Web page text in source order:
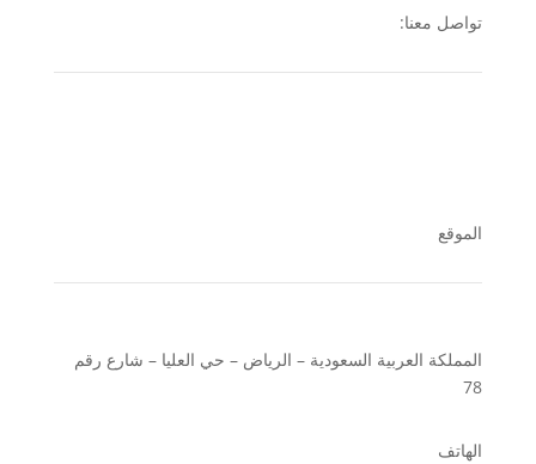
تواصل معنا:
الموقع
المملكة العربية السعودية – الرياض – حي العليا – شارع رقم
78
الهاتف